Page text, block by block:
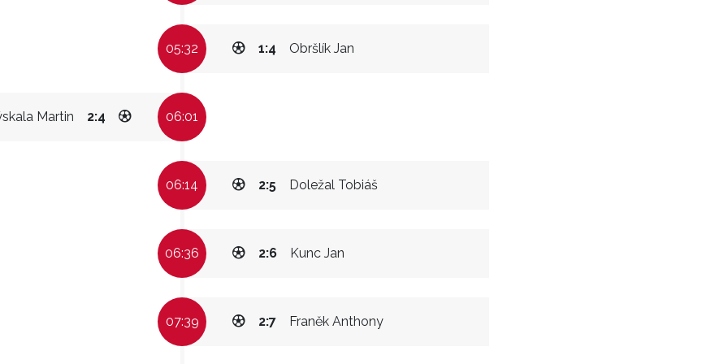
05:32 Obršlík Jan
1:4
Martin 2:4 06:01
06:14 Doležal Tobiáš
2:5
06:36 Kunc Jan
2:6
07:39 Franěk Anthony
2:7